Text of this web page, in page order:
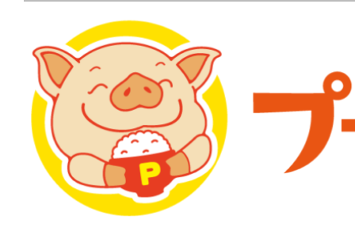
プーさんの満腹日記 |
豊中・箕面)のランチ＆
化してます。